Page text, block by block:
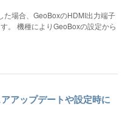
た場合、GeoBoxのHDMI出力端子
。 機種によりGeoBoxの設定から
アップデートや設定時に